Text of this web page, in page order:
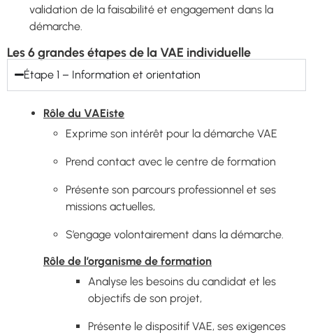
validation de la faisabilité et engagement dans la
démarche.
Les 6 grandes étapes de la VAE individuelle
Étape 1 – Information et orientation
Rôle du VAEiste
Exprime son intérêt pour la démarche VAE
Prend contact avec le centre de formation
Présente son parcours professionnel et ses
missions actuelles,
S’engage volontairement dans la démarche.
Rôle de l’organisme de formation
Analyse les besoins du candidat et les
objectifs de son projet,
Présente le dispositif VAE, ses exigences